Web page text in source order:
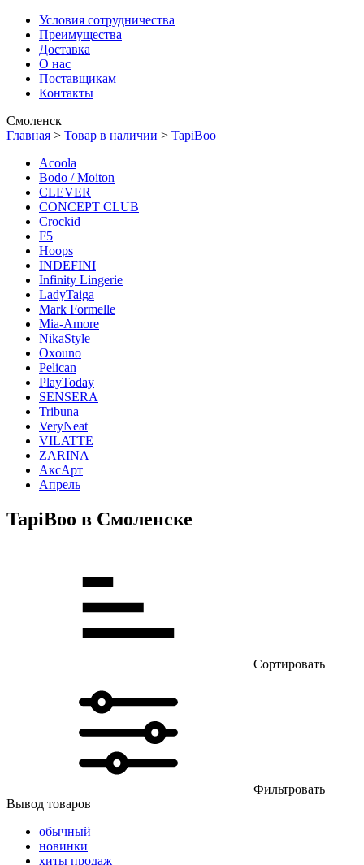
Условия сотрудничества
Преимущества
Доставка
О нас
Поставщикам
Контакты
Смоленск
Главная > Товар в наличии > TapiBoo
Acoola
Bodo / Moiton
CLEVER
CONCEPT CLUB
Crockid
F5
Hoops
INDEFINI
Infinity Lingerie
LadyTaiga
Mark Formelle
Mia-Amore
NikaStyle
Oxouno
Pelican
PlayToday
SENSERA
Tribuna
VeryNeat
VILATTE
ZARINA
АксАрт
Апрель
TapiBoo в Смоленске
Сортировать
Фильтровать
Вывод товаров
обычный
новинки
хиты продаж